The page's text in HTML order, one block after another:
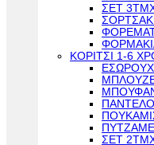
ΣΕΤ
ΚΟΡΙΤΣΙ 1-6
ΣΕΤ